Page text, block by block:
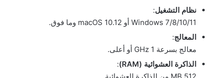
نظام التشغيل:
Windows 7/8/10/11 أو macOS 10.12 وما فوق.
المعالج:
معالج بسرعة 1 GHz أو أعلى.
الذاكرة العشوائية (RAM)
: